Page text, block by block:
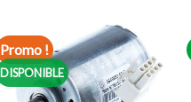
Promo !
DISPONIBLE